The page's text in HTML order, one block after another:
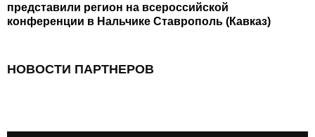
представили регион на всероссийской
конференции в Нальчике Ставрополь (Кавказ)
НОВОСТИ ПАРТНЕРОВ